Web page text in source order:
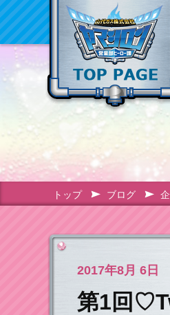
トップ ブログ
2017年8月 6日
第1回